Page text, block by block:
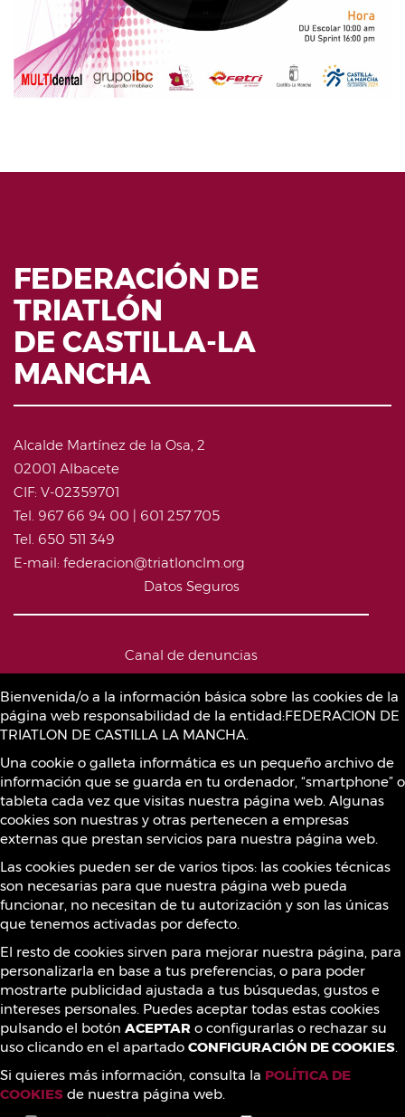
Bienvenida/o a la información básica sobre las cookies de la
página web responsabilidad de la entidad:FEDERACION DE
TRIATLON DE CASTILLA LA MANCHA.
Una cookie o galleta informática es un pequeño archivo de
información que se guarda en tu ordenador, “smartphone” o
tableta cada vez que visitas nuestra página web. Algunas
cookies son nuestras y otras pertenecen a empresas
externas que prestan servicios para nuestra página web.
Las cookies pueden ser de varios tipos: las cookies técnicas
son necesarias para que nuestra página web pueda
funcionar, no necesitan de tu autorización y son las únicas
que tenemos activadas por defecto.
El resto de cookies sirven para mejorar nuestra página, para
personalizarla en base a tus preferencias, o para poder
mostrarte publicidad ajustada a tus búsquedas, gustos e
intereses personales. Puedes aceptar todas estas cookies
pulsando el botón ACEPTAR o configurarlas o rechazar su
uso clicando en el apartado CONFIGURACIÓN DE COOKIES.
Si quieres más información, consulta la POLÍTICA DE
COOKIES de nuestra página web.
FEDERACIÓN DE
TRIATLÓN
DE CASTILLA-LA
MANCHA
Alcalde Martínez de la Osa, 2
02001 Albacete
CIF: V-02359701
Tel. 967 66 94 00 | 601 257 705
Tel. 650 511 349
E-mail: federacion@triatlonclm.org
Datos Seguros
Canal de denuncias
Política de Cookies
Sustancias prohibidas
Contacto
¡Síguenos!